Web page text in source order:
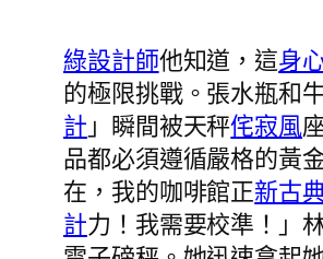
綠設計師他知道，這身
的極限挑戰。張水瓶和
計 」瞬間被天秤侘寂風
品都必須遵循嚴格的黃
在，我的咖啡館正新古
計力！我需要校準！」